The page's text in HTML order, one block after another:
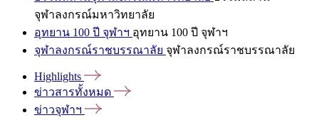
จุฬาลงกรณ์มหาวิทยาลัย
อุทยาน 100 ปี จุฬาฯ อุทยาน 100 ปี จุฬาฯ
จุฬาลงกรณ์ราชบรรณาลัย จุฬาลงกรณ์ราชบรรณาลัย
Highlights
ข่าวสารทั้งหมด
ข่าวจุฬาฯ